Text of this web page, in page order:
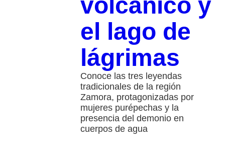
volcánico y
el lago de
lágrimas
Conoce las tres leyendas
tradicionales de la región
Zamora, protagonizadas por
mujeres purépechas y la
presencia del demonio en
cuerpos de agua